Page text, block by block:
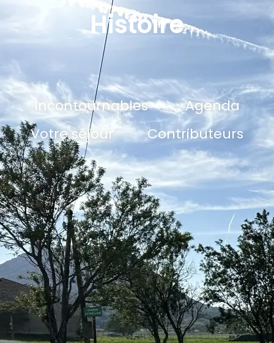
Histoire
Incontournables
Agenda
Votre séjour
Contributeurs